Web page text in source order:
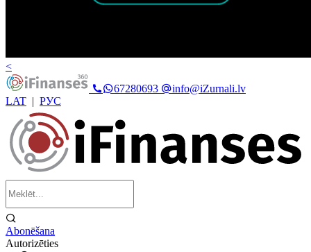
<
67280693
info@iZurnali.lv
LAT | РУС
Abonēšana
Autorizēties